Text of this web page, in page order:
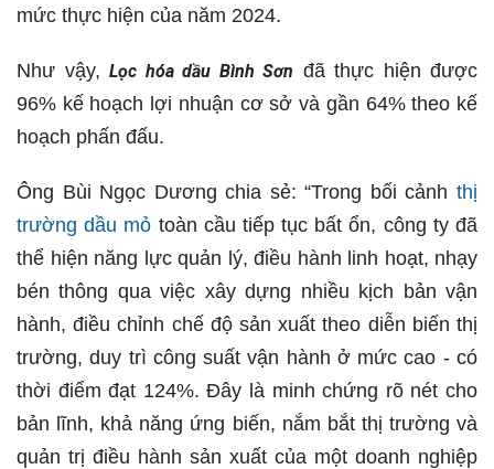
mức thực hiện của năm 2024.
Như vậy, Lọc hóa dầu Bình Sơn đã thực hiện được
96% kế hoạch lợi nhuận cơ sở và gần 64% theo kế
hoạch phấn đấu.
Ông Bùi Ngọc Dương chia sẻ: “Trong bối cảnh thị
trường dầu mỏ toàn cầu tiếp tục bất ổn, công ty đã
thể hiện năng lực quản lý, điều hành linh hoạt, nhạy
bén thông qua việc xây dựng nhiều kịch bản vận
hành, điều chỉnh chế độ sản xuất theo diễn biến thị
trường, duy trì công suất vận hành ở mức cao - có
thời điểm đạt 124%. Đây là minh chứng rõ nét cho
bản lĩnh, khả năng ứng biến, nắm bắt thị trường và
quản trị điều hành sản xuất của một doanh nghiệp